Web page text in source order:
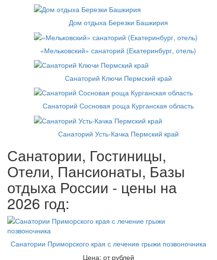
Дом отдыха Березки Башкирия
«Мельковский» санаторий (Екатеринбург, отель)
Санаторий Ключи Пермский край
Санаторий Сосновая роща Курганская область
Санаторий Усть-Качка Пермский край
Санатории, Гостиницы,
Отели, Пансионаты, Базы
отдыха России - цены на
2026 год:
Санатории Приморского края с лечение грыжи позвоночника
Цена: от рублей